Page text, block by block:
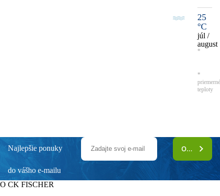
25
°C
júl /
august
*
*
teploty
Najlepšie ponuky
do vášho e-mailu
ODOBERAŤ
O CK FISCHER